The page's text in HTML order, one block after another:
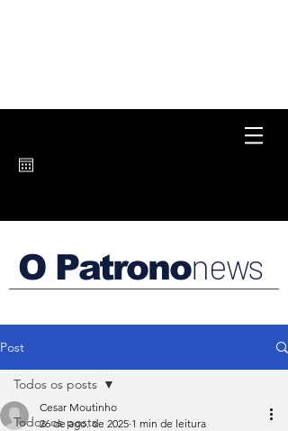
O Patrononews
Post
Todos os posts
Todos os posts
Cesar Moutinho
26 de ago. de 2025 1 min de leitura